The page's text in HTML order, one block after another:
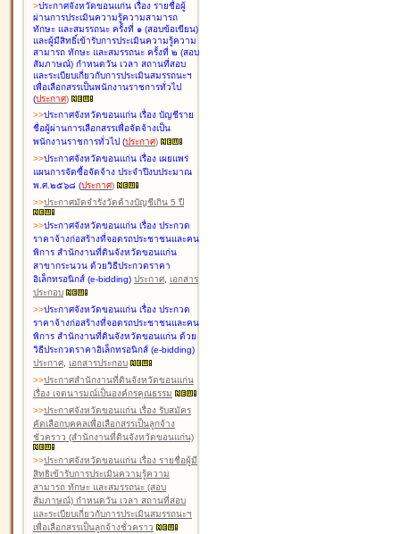
>ประกาศจังหวัดขอนแก่น เรื่อง รายชื่อผู้
ผ่านการประเมินความรู้ความสามารถ
ทักษะ และสมรรถนะ ครั้งที่ ๑ (สอบข้อเขียน)
และผู้มีสิทธิ์เข้ารับการประเมินความรู้ความ
สามารถ ทักษะ และสมรรถนะ ครั้งที่ ๒ (สอบ
สัมภาษณ์) กำหนดวัน เวลา สถานที่สอบ
และระเบียบเกี่ยวกับการประเมินสมรรถนะฯ
เพื่อเลือกสรรเป็นพนักงานราชการทั่วไป
(ประกาศ)
>>ประกาศจังหวัดขอนแก่น เรื่อง บัญชีราย
ชื่อผู้ผ่านการเลือกสรรเพื่อจัดจ้างเป็น
พนักงานราชการทั่วไป (ประกาศ)
>>ประกาศจังหวัดขอนแก่น เรื่อง เผยแพร่
แผนการจัดซื้อจัดจ้าง ประจำปีงบประมาณ
พ.ศ.๒๕๖๘ (ประกาศ)
>>ประกาศมัดจำรังวัดค้างบัญชีเกิน 5 ปี
>>ประกาศจังหวัดขอนแก่น เรื่อง ประกวด
ราคาจ้างก่อสร้างที่จอดรถประชาชนและคน
พิการ สำนักงานที่ดินจังหวัดขอนแก่น
สาขากระนวน ด้วยวิธีประกวดราคา
อิเล็กทรอนิกส์ (e-bidding) ประกาศ, เอกสาร
ประกอบ
>>ประกาศจังหวัดขอนแก่น เรื่อง ประกวด
ราคาจ้างก่อสร้างที่จอดรถประชาชนและคน
พิการ สำนักงานที่ดินจังหวัดขอนแก่น ด้วย
วิธีประกวดราคาอิเล็กทรอนิกส์ (e-bidding)
ประกาศ, เอกสารประกอบ
>>ประกาศสำนักงานที่ดินจังหวัดขอนแก่น
เรื่อง เจตนารมณ์เป็นองค์กรคุณธรรม
>>ประกาศจังหวัดขอนแก่น เรื่อง รับสมัคร
คัดเลือกบุคคลเพื่อเลือกสรรเป็นลูกจ้าง
ชั่วคราว (สำนักงานที่ดินจังหวัดขอนแก่น)
>>ประกาศจังหวัดขอนแก่น เรื่อง รายชื่อผู้มี
สิทธิเข้ารับการประเมินความรู้ความ
สามารถ ทักษะ และสมรรถนะ (สอบ
สัมภาษณ์) กำหนดวัน เวลา สถานที่สอบ
และระเบียบเกี่ยวกับการประเมินสมรรถนะฯ
เพื่อเลือกสรรเป็นลูกจ้างชั่วคราว